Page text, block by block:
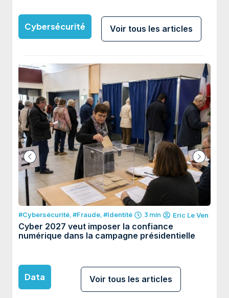
Cybersécurité Voir tous les articles
#Cybersécurité,#Fraude,#Identité 3 min Eric Le Ven
Cyber 2027 veut imposer la confiance
numérique dans la campagne présidentielle
Data Voir tous les articles